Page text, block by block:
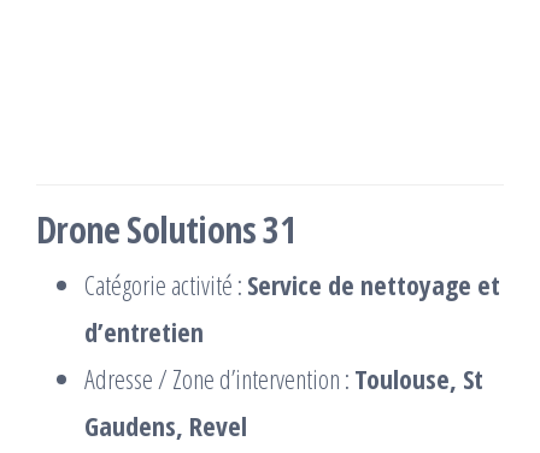
Drone Solutions 31
Catégorie activité : Service de nettoyage et
d’entretien
Adresse / Zone d’intervention : Toulouse, St
Gaudens, Revel